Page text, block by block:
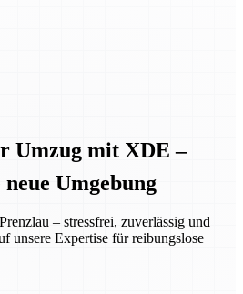
Umzug mit XDE –
Umgebung
– stressfrei, zuverlässig und
unsere Expertise für reibungslose